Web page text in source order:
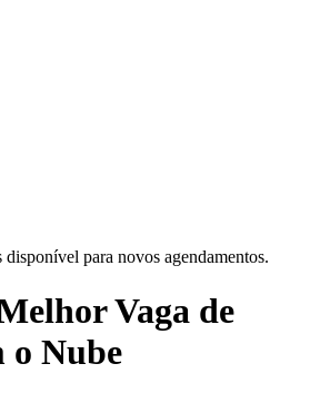
disponível para novos agendamentos.
Vaga de
o Nube